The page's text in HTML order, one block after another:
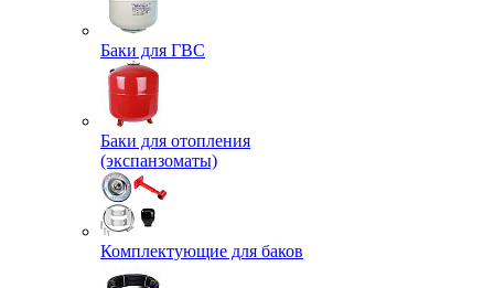
Баки для ГВС
Баки для отопления
(экспанзоматы)
Комплектующие для баков